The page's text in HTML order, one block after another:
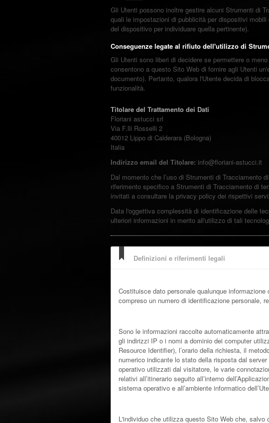
Gli Utenti possono inoltre gestire alcuni Strumenti di
quali le impostazioni di pubblicità per dispositivi
del dispositivo per individuare quella pertinente).
Conseguenze legate al rifiuto dell'utilizzo di
Gli Utenti sono liberi di decidere se permettere o
consentono a questo Sito Web di fornire agli Utenti
documento). Pertanto, qualora l'Utente decida di
funzionalità.
Titolare del Trattamento dei Dati
Floriani astucci srl
Via F.lli Rosselli 2
40012 Lippo di Calderara (Bologna)
Italia
Indirizzo email del Titolare: info@floriani-astucci.it
Dal momento che l’uso di Strumenti di Tracciamento
riferimento specifico a Strumenti di Tracciamento di
invitati a consultare la privacy policy dei rispettivi
Data l'oggettiva complessità di identificazione delle
ulteriori informazioni in merito all'utilizzo di tali
Definizioni e riferimenti legali
Costituisce dato personale qualunque
compreso un numero di identificazione personale,
Sono le informazioni raccolte automaticamente
gli indirizzi IP o i nomi a dominio dei computer
Resource Identifier), l’orario della richiesta, il
numerico indicante lo stato della risposta dal
operativo utilizzati dal visitatore, le varie
relativi all’itinerario seguito all’interno
sistema operativo e all’ambiente informatico
L'individuo che utilizza questo Sito Web che,